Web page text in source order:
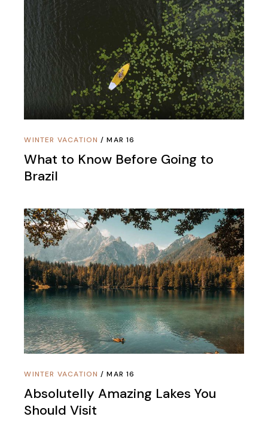
WINTER VACATION MAR 16
What to Know Before Going to
Brazil
WINTER VACATION MAR 16
Absolutelly Amazing Lakes You
Should Visit